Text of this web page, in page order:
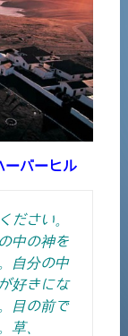
バーヒル
ださい。
中の神を
自分の中
好きにな
目の前で
草、